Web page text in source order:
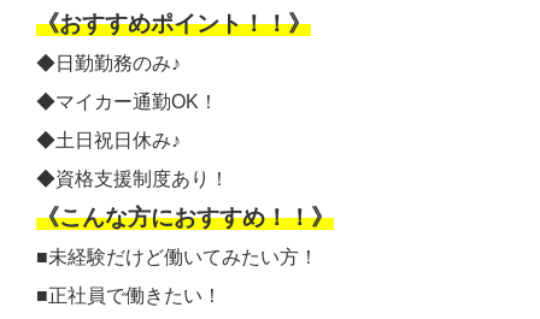
《おすすめポイント！！》
◆日勤勤務のみ♪
◆マイカー通勤OK！
◆土日祝日休み♪
◆資格支援制度あり！
《こんな方におすすめ！！》
■未経験だけど働いてみたい方！
■正社員で働きたい！